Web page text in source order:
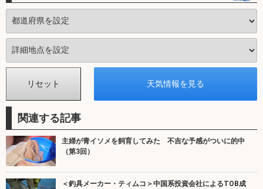
関連する記事
主婦が青イソメを飼育してみた 不吉な予感がついに的中
（第3回）
＜釣具メーカー・ティムコ＞中国系投資会社によるTOB成